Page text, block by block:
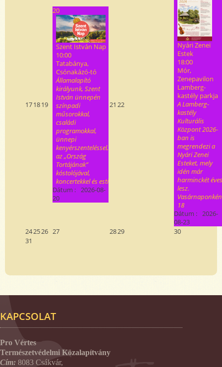
171819
20
Szent István Nap
10:00
Tatabánya,
Csónakázó-tó
Államalapító
királyunk, Szent
István ünnepén
színpadi
műsorokkal,
családi
programokkal,
ünnepi
kenyérszenteléssel,
az „Ország
Tortájának”
kóstolójával,
koncertekkel és esti
Dátum : 2026-08-
20
21 22
Nyári Zenei
Estek
18:00
Mór,
Zenepavilon
Lamberg-
kastély parkja
A Lamberg-
kastély
Kulturális
Központ 2026-
ban is
megrendezi a
Nyári Zenei
Esteket, mely
idén már
harminckét éves
lesz.
18
Dátum : 2026-
08-23
242526 27 2829
30
31
KAPCSOLAT
Pro Vértes
Természetvédelmi Közalapítvány
Cím: 8083 Csákvár,